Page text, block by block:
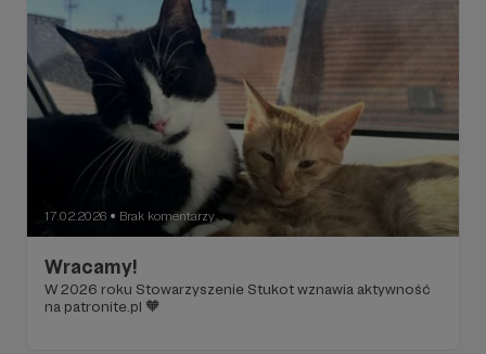
17.02.2026 ● Brak komentarzy
Wracamy!
W 2026 roku Stowarzyszenie Stukot wznawia aktywność
na patronite.pl 🧡